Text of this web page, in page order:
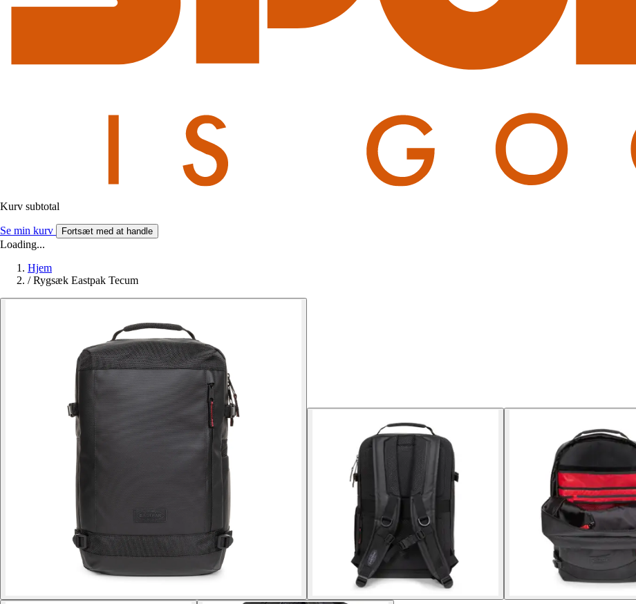
Kurv subtotal
Se min kurv Fortsæt med at handle
Loading...
Hjem
/ Rygsæk Eastpak Tecum